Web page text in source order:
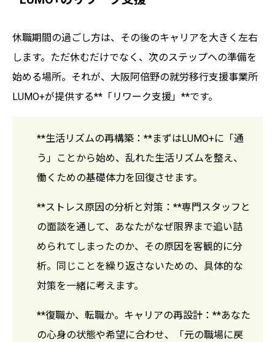
休職期間の過ごし方は、その後のキャリアを大きく左右
します。ただ休むだけでなく、次のステップへの準備を
始める場所。それが、大阪阿倍野の就労移行支援事業所
LUMO+が提供する**「リワーク支援」**です。
**生活リズムの再構築：**まずはLUMO+に「通
う」ことから始め、乱れた生活リズムを整え、
働くための基礎体力を回復させます。
**ストレス原因の分析と対策：**専門スタッフと
の面談を通して、あなたがなぜ限界まで追い詰
められてしまったのか、その原因を客観的に分
析。同じことを繰り返さないための、具体的な
対策を一緒に考えます。
**復職か、転職か。キャリアの再設計：**あなた
の心身の状態や希望に合わせ、「元の職場に戻